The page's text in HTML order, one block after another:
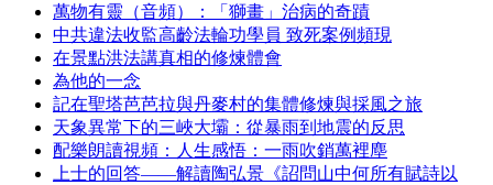
萬物有靈（音頻）：「獅畫」治病的奇蹟
中共違法收監高齡法輪功學員 致死案例頻現
在景點洪法講真相的修煉體會
為他的一念
記在聖塔芭芭拉與丹麥村的集體修煉與採風之旅
天象異常下的三峽大壩：從暴雨到地震的反思
配樂朗讀視頻：人生感悟：一雨吹銷萬裡塵
上士的回答——解讀陶弘景《詔問山中何所有賦詩以